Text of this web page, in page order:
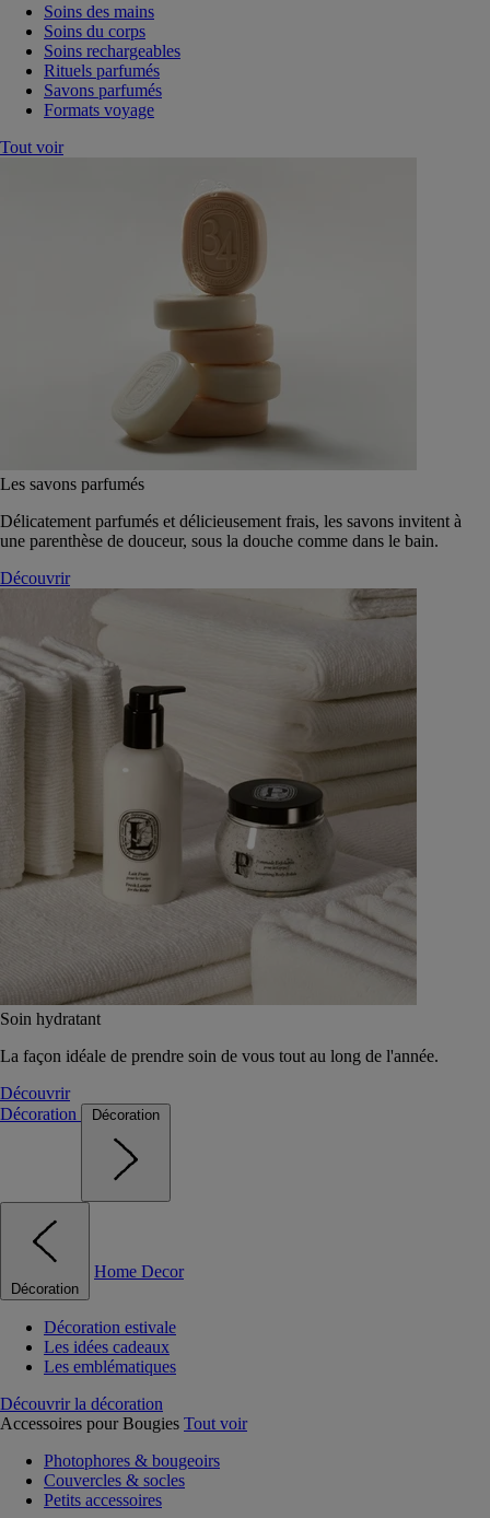
Soins des mains
Soins du corps
Soins rechargeables
Rituels parfumés
Savons parfumés
Formats voyage
Tout voir
Les savons parfumés
Délicatement parfumés et délicieusement frais, les savons invitent à
une parenthèse de douceur, sous la douche comme dans le bain.
Découvrir
Soin hydratant
La façon idéale de prendre soin de vous tout au long de l'année.
Découvrir
Décoration
Décoration
Décoration
Home Decor
Décoration estivale
Les idées cadeaux
Les emblématiques
Découvrir la décoration
Accessoires pour Bougies Tout voir
Photophores & bougeoirs
Couvercles & socles
Petits accessoires